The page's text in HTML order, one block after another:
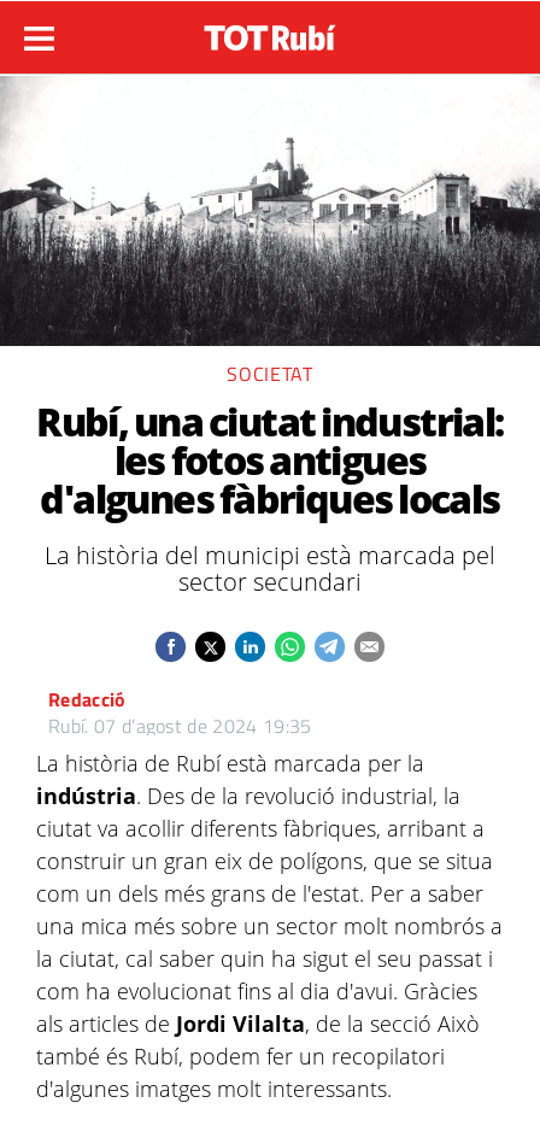
SOCIETAT
Rubí, una ciutat industrial:
les fotos antigues
d'algunes fàbriques locals
La història del municipi està marcada pel
sector secundari
Redacció
Rubí. 07 d’agost de 2024 19:35
La història de Rubí està marcada per la
indústria. Des de la revolució industrial, la
ciutat va acollir diferents fàbriques, arribant a
construir un gran eix de polígons, que se situa
com un dels més grans de l'estat. Per a saber
una mica més sobre un sector molt nombrós a
la ciutat, cal saber quin ha sigut el seu passat i
com ha evolucionat fins al dia d'avui. Gràcies
als articles de Jordi Vilalta, de la secció Això
també és Rubí, podem fer un recopilatori
d'algunes imatges molt interessants.